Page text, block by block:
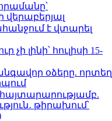
վերաբերյալ
է վտարել
չի լինի՝ հուլիսի 15-
օձերը. որտեղ
հայտարարությամբ.
թիրախում՝